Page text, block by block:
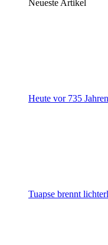
Neueste Artikel
Heute vor 735
Tuapse brennt